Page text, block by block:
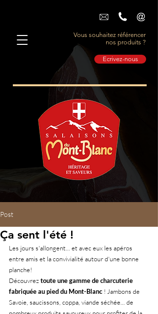
Vous souhaitez référencer
nos produits ?
Ecrivez-nous
Post
Ça sent l'été !
Les jours s'allongent... et avec eux les apéros
entre amis et la convivialité autour d'une bonne
planche!
Découvrez toute une gamme de charcuterie
fabriquée au pied du Mont-Blanc ! Jambons de
Savoie, saucissons, coppa, viande séchée... de